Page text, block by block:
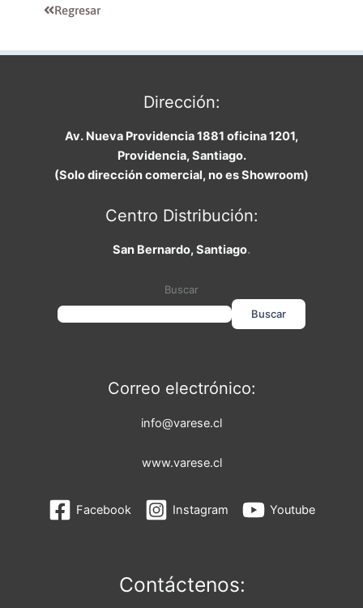
Regresar
Dirección:
Av. Nueva Providencia 1881 oficina 1201,
Providencia, Santiago.
(Solo dirección comercial, no es Showroom)
Centro Distribución:
San Bernardo, Santiago.
Buscar
Buscar
Correo electrónico:
info@varese.cl
www.varese.cl
Facebook Instagram Youtube
Contáctenos: